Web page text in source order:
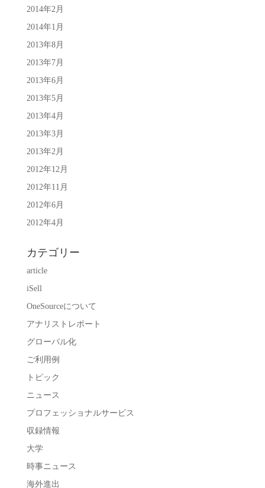
2014年2月
2014年1月
2013年8月
2013年7月
2013年6月
2013年5月
2013年4月
2013年3月
2013年2月
2012年12月
2012年11月
2012年6月
2012年4月
カテゴリー
article
iSell
OneSourceについて
アナリストレポート
グローバル化
ご利用例
トピック
ニュース
プロフェッショナルサービス
収録情報
大学
時事ニュース
海外進出